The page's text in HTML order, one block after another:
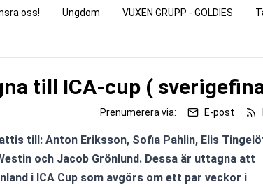
oss! Ungdom VUXEN GRUPP - GOLDIES
till ICA-cup (
Prenumerera via: E-post
till: Anton Eriksson, Sofia Pahlin, Elis
och Jacob Grönlund. Dessa är uttagna att
i ICA Cup som avgörs om ett par veckor i